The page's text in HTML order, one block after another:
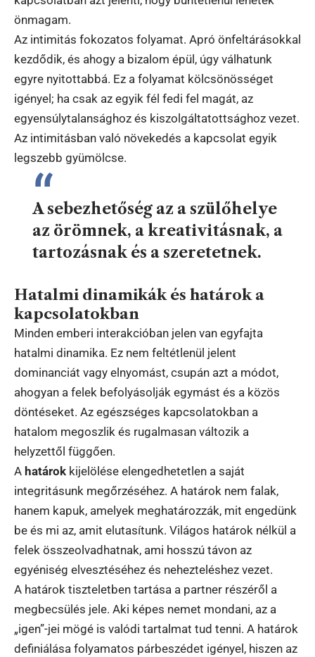
önmagam.
Az intimitás fokozatos folyamat. Apró önfeltárásokkal
kezdődik, és ahogy a bizalom épül, úgy válhatunk
egyre nyitottabbá. Ez a folyamat kölcsönösséget
igényel; ha csak az egyik fél fedi fel magát, az
egyensúlytalansághoz és kiszolgáltatottsághoz vezet.
Az intimitásban való növekedés a kapcsolat egyik
legszebb gyümölcse.
A sebezhetőség az a szülőhelye
az örömnek, a kreativitásnak, a
tartozásnak és a szeretetnek.
Hatalmi dinamikák és határok a
kapcsolatokban
Minden emberi interakcióban jelen van egyfajta
hatalmi dinamika. Ez nem feltétlenül jelent
dominanciát vagy elnyomást, csupán azt a módot,
ahogyan a felek befolyásolják egymást és a közös
döntéseket. Az egészséges kapcsolatokban a
hatalom megoszlik és rugalmasan változik a
helyzettől függően.
A határok kijelölése elengedhetetlen a saját
integritásunk megőrzéséhez. A határok nem falak,
hanem kapuk, amelyek meghatározzák, mit engedünk
be és mi az, amit elutasítunk. Világos határok nélkül a
felek összeolvadhatnak, ami hosszú távon az
egyéniség elvesztéséhez és nehezteléshez vezet.
A határok tiszteletben tartása a partner részéről a
megbecsülés jele. Aki képes nemet mondani, az a
„igen”-jei mögé is valódi tartalmat tud tenni. A határok
definiálása folyamatos párbeszédet igényel, hiszen az